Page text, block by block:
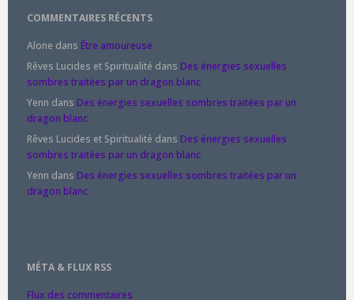
COMMENTAIRES RÉCENTS
Alone dans Être amoureuse
Rêves Lucides et Spiritualité dans Des énergies sexuelles
sombres traitées par un dragon blanc
Yenn dans Des énergies sexuelles sombres traitées par un
dragon blanc
Rêves Lucides et Spiritualité dans Des énergies sexuelles
sombres traitées par un dragon blanc
Yenn dans Des énergies sexuelles sombres traitées par un
dragon blanc
MÉTA & FLUX RSS
Flux des commentaires